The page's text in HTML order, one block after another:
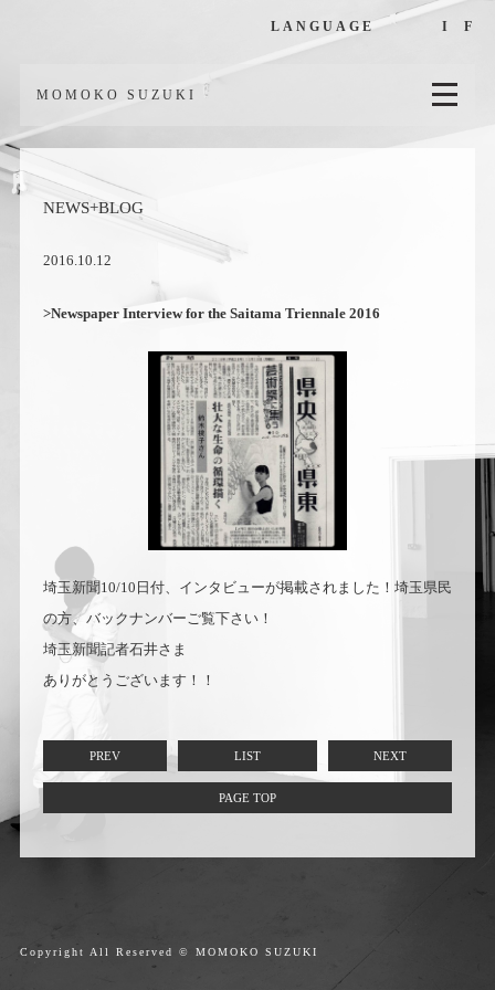
LANGUAGE I F
MOMOKO SUZUKI
NEWS+BLOG
2016.10.12
>Newspaper Interview for the Saitama Triennale 2016
埼玉新聞10/10日付、インタビューが掲載されました！埼玉県民
の方、バックナンバーご覧下さい！
埼玉新聞記者石井さま
ありがとうございます！！
PREV LIST NEXT
PAGE TOP
Copyright All Reserved © MOMOKO SUZUKI